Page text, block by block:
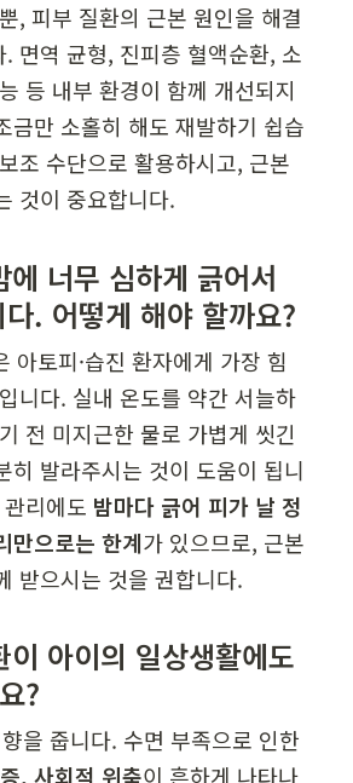
, 피부 질환의 근본 원인을 해결
면역 균형, 진피층 혈액순환, 소
등 내부 환경이 함께 개선되지
금만 소홀히 해도 재발하기 쉽습
조 수단으로 활용하시고, 근본
것이 중요합니다.
너무 심하게 긁어서
. 어떻게 해야 할까요?
아토피·습진 환자에게 가장 힘
니다. 실내 온도를 약간 서늘하
전 미지근한 물로 가볍게 씻긴
히 발라주시는 것이 도움이 됩니
리에도 밤마다 긁어 피가 날 정
만으로는 한계가 있으므로, 근본
받으시는 것을 권합니다.
아이의 일상생활에도
?
, 사회적 위축이 흔하게 나타나